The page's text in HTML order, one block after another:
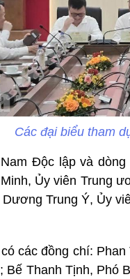
Các đại biểu tham
Độc lập và dòng
Ủy viên Trung
Trung Ý, Ủy
các đồng chí:
Bế Thanh Tịnh,